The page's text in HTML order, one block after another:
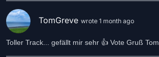
TomGreve wrote 1 month ago
Toller Track... gefällt mir sehr 👍 Vote Gruß Tom